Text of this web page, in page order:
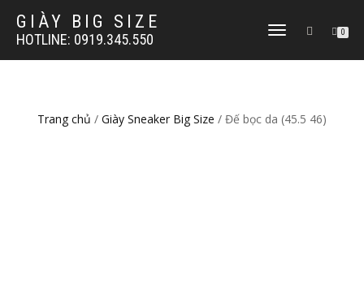
GIÀY BIG SIZE
HOTLINE: 0919.345.550
TOGGLE
0
Trang chủ / Giày Sneaker Big Size / Đế bọc da (45.5 46)